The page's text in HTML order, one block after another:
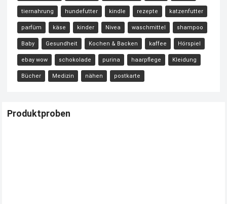
tiernahrung hundefutter kindle rezepte katzenfutter
parfüm käse kinder Nivea waschmittel shampoo
Baby Gesundheit Kochen & Backen kaffee Hörspiel
ebay wow schokolade purina haarpflege Kleidung
Bücher Medizin nähen postkarte
Produktproben